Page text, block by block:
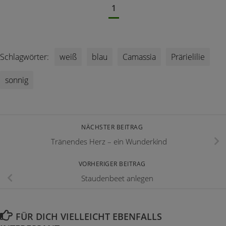
1
Schlagwörter: weiß blau Camassia Prärielilie
sonnig
NÄCHSTER BEITRAG
Tränendes Herz – ein Wunderkind
VORHERIGER BEITRAG
Staudenbeet anlegen
FÜR DICH VIELLEICHT EBENFALLS